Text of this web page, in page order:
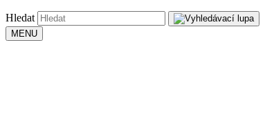
Hledat
MENU